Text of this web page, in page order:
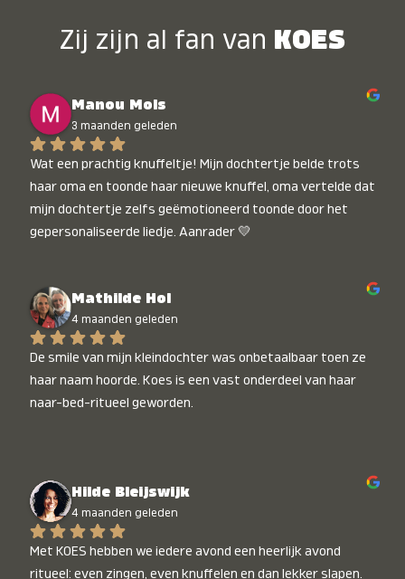
Zij zijn al fan van KOES
Manou Mols
3 maanden geleden
Wat een prachtig knuffeltje! Mijn dochtertje belde trots
haar oma en toonde haar nieuwe knuffel, oma vertelde dat
mijn dochtertje zelfs geëmotioneerd toonde door het
gepersonaliseerde liedje. Aanrader 💛
Mathilde Hol
4 maanden geleden
De smile van mijn kleindochter was onbetaalbaar toen ze
haar naam hoorde. Koes is een vast onderdeel van haar
naar-bed-ritueel geworden.
Hilde Bleijswijk
4 maanden geleden
Met KOES hebben we iedere avond een heerlijk avond
ritueel: even zingen, even knuffelen en dan lekker slapen.